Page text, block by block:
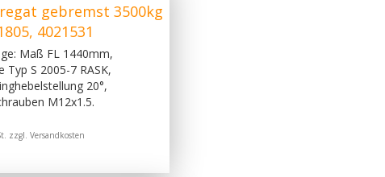
gebremst 3500kg
4021531
Maß FL 1440mm,
Typ S 2005-7 RASK,
20°,
M12x1.5.
zzgl. Versandkosten